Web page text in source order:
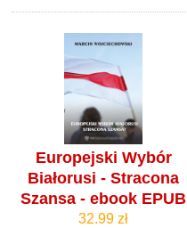
Europejski Wybór
Białorusi - Stracona
Szansa - ebook EPUB
32.99 zł